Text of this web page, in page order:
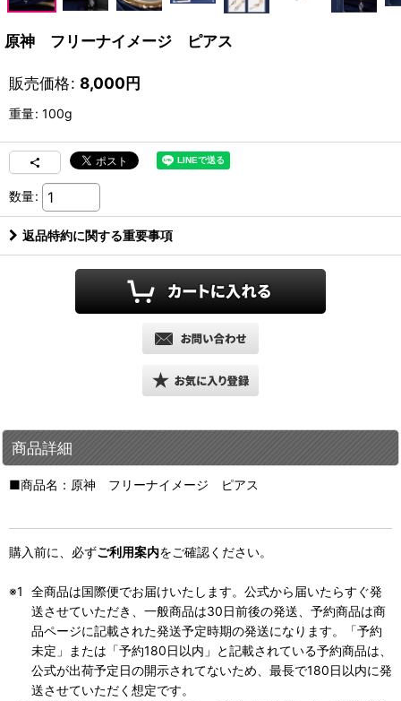
原神 フリーナイメージ ピアス
販売価格: 8,000円
重量: 100g
数量:
返品特約に関する重要事項
商品詳細
■商品名：原神 フリーナイメージ ピアス
購入前に、必ずご利用案内をご確認ください。
全商品は国際便でお届けいたします。公式から届いたらすぐ発
送させていただき、一般商品は30日前後の発送、予約商品は商
品ページに記載された発送予定時期の発送になります。「予約
未定」または「予約180日以内」と記載されている予約商品は、
公式が出荷予定日の開示されてないため、最長で180日以内に発
送させていただく想定です。